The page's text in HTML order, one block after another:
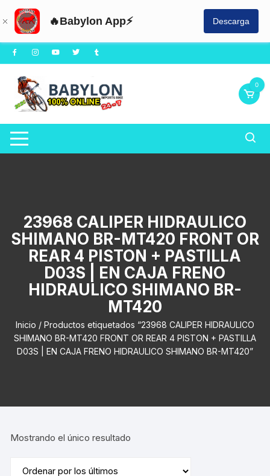
🔥Babylon App⚡ Descarga
Saltar
al
contenido
0
23968 CALIPER HIDRAULICO
SHIMANO BR-MT420 FRONT OR
REAR 4 PISTON + PASTILLA
D03S | EN CAJA FRENO
HIDRAULICO SHIMANO BR-
MT420
Inicio / Productos etiquetados “23968 CALIPER HIDRAULICO
SHIMANO BR-MT420 FRONT OR REAR 4 PISTON + PASTILLA
D03S | EN CAJA FRENO HIDRAULICO SHIMANO BR-MT420”
Mostrando el único resultado